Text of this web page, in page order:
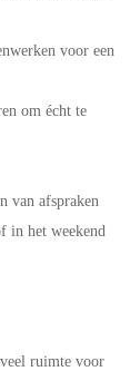
voor een
om écht te
van afspraken
in het weekend
ruimte voor